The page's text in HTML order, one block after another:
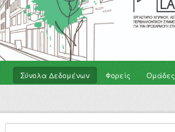
Σύνολα Δεδομένων Φορείς Ομάδες